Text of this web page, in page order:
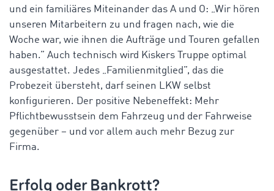
und ein familiäres Miteinander das A und O: „Wir hören
unseren Mitarbeitern zu und fragen nach, wie die
Woche war, wie ihnen die Aufträge und Touren gefallen
haben.” Auch technisch wird Kiskers Truppe optimal
ausgestattet. Jedes „Familienmitglied”, das die
Probezeit übersteht, darf seinen LKW selbst
konfigurieren. Der positive Nebeneffekt: Mehr
Pflichtbewusstsein dem Fahrzeug und der Fahrweise
gegenüber – und vor allem auch mehr Bezug zur
Firma.
Erfolg oder Bankrott?